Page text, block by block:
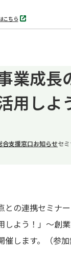
こちら
別
タ
業成長
用しよ
合支援窓口お知らせセ
の連携セミナ
しよう！」～創
催します。（参加